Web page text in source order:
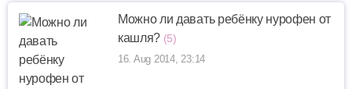
Можно ли давать ребёнку нурофен от
кашля? (5)
16. Aug 2014, 23:14